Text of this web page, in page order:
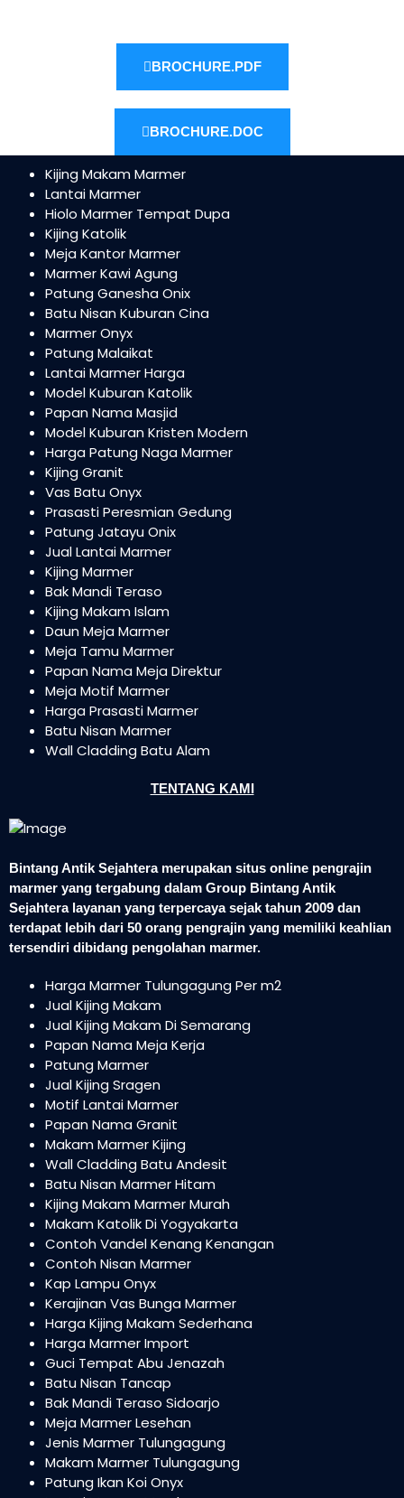
BROCHURE.PDF
BROCHURE.DOC
Kijing Makam Marmer
Lantai Marmer
Hiolo Marmer Tempat Dupa
Kijing Katolik
Meja Kantor Marmer
Marmer Kawi Agung
Patung Ganesha Onix
Batu Nisan Kuburan Cina
Marmer Onyx
Patung Malaikat
Lantai Marmer Harga
Model Kuburan Katolik
Papan Nama Masjid
Model Kuburan Kristen Modern
Harga Patung Naga Marmer
Kijing Granit
Vas Batu Onyx
Prasasti Peresmian Gedung
Patung Jatayu Onix
Jual Lantai Marmer
Kijing Marmer
Bak Mandi Teraso
Kijing Makam Islam
Daun Meja Marmer
Meja Tamu Marmer
Papan Nama Meja Direktur
Meja Motif Marmer
Harga Prasasti Marmer
Batu Nisan Marmer
Wall Cladding Batu Alam
TENTANG KAMI
Bintang Antik Sejahtera merupakan situs online pengrajin
marmer yang tergabung dalam Group Bintang Antik
Sejahtera layanan yang terpercaya sejak tahun 2009 dan
terdapat lebih dari 50 orang pengrajin yang memiliki keahlian
tersendiri dibidang pengolahan marmer.
Harga Marmer Tulungagung Per m2
Jual Kijing Makam
Jual Kijing Makam Di Semarang
Papan Nama Meja Kerja
Patung Marmer
Jual Kijing Sragen
Motif Lantai Marmer
Papan Nama Granit
Makam Marmer Kijing
Wall Cladding Batu Andesit
Batu Nisan Marmer Hitam
Kijing Makam Marmer Murah
Makam Katolik Di Yogyakarta
Contoh Vandel Kenang Kenangan
Contoh Nisan Marmer
Kap Lampu Onyx
Kerajinan Vas Bunga Marmer
Harga Kijing Makam Sederhana
Harga Marmer Import
Guci Tempat Abu Jenazah
Batu Nisan Tancap
Bak Mandi Teraso Sidoarjo
Meja Marmer Lesehan
Jenis Marmer Tulungagung
Makam Marmer Tulungagung
Patung Ikan Koi Onyx